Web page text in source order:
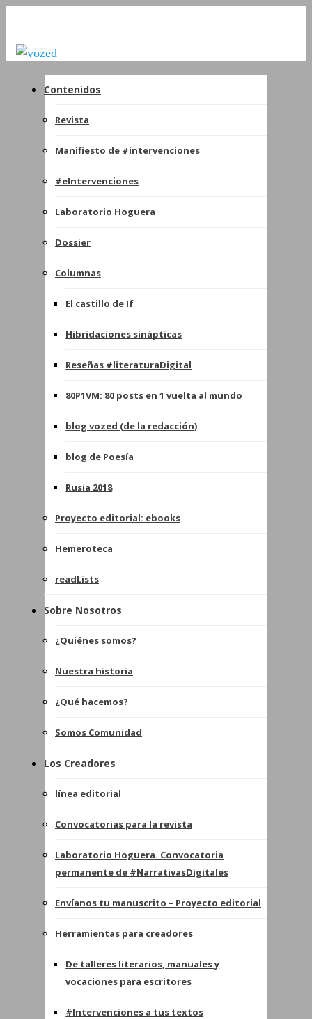
Contenidos
Revista
Manifiesto de #intervenciones
#eIntervenciones
Laboratorio Hoguera
Dossier
Columnas
El castillo de If
Hibridaciones sinápticas
Reseñas #literaturaDigital
80P1VM: 80 posts en 1 vuelta al mundo
blog vozed (de la redacción)
blog de Poesía
Rusia 2018
Proyecto editorial: ebooks
Hemeroteca
readLists
Sobre Nosotros
¿Quiénes somos?
Nuestra historia
¿Qué hacemos?
Somos Comunidad
Los Creadores
línea editorial
Convocatorias para la revista
Laboratorio Hoguera. Convocatoria
permanente de #NarrativasDigitales
Envíanos tu manuscrito – Proyecto editorial
Herramientas para creadores
De talleres literarios, manuales y
vocaciones para escritores
#Intervenciones a tus textos